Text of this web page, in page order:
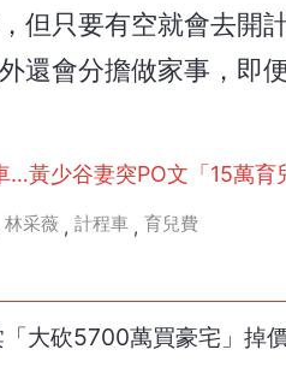
但只要有空就會去開
還會分擔做家事，即
…黃少谷妻突PO文「15萬育
林采薇 , 計程車 , 育兒費
「大砍5700萬買豪宅」掉